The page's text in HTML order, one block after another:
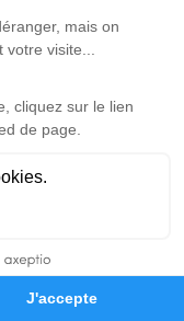
Hommages
d'Angers
hommage